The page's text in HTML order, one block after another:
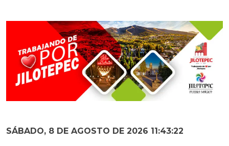
SÁBADO, 8 DE AGOSTO DE 2026 11:43:23